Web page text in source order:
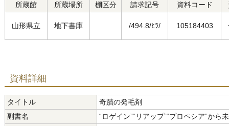
所蔵館 所蔵場所 棚区分 請求記号 資料コード
山形県立 地下書庫 /494.8/ﾋﾗ/ 105184403
資料詳細
タイトル
奇蹟の発毛剤
副書名
“ロゲイン”“リアップ”“プロペシア”から